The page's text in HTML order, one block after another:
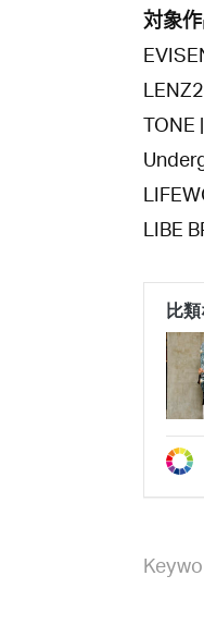
対象
LENZ2
TONE
LIBE